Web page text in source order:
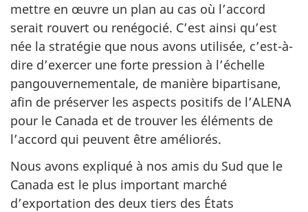
mettre en œuvre un plan au cas où l’accord
serait rouvert ou renégocié. C’est ainsi qu’est
née la stratégie que nous avons utilisée, c’est-à-
dire d’exercer une forte pression à l’échelle
pangouvernementale, de manière bipartisane,
afin de préserver les aspects positifs de l’ALENA
pour le Canada et de trouver les éléments de
l’accord qui peuvent être améliorés.
Nous avons expliqué à nos amis du Sud que le
Canada est le plus important marché
d’exportation des deux tiers des États